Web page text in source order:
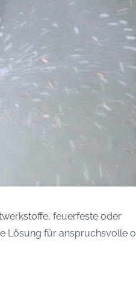
feuerfeste oder
Lösung für anspruchsvolle